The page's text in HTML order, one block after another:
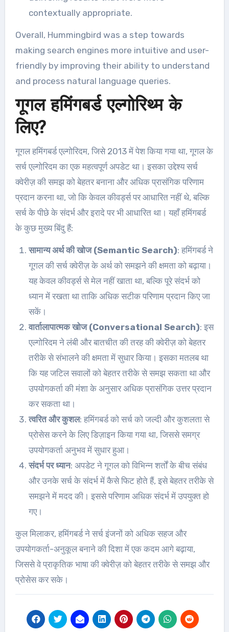
contextually appropriate.
Overall, Hummingbird was a step towards
making search engines more intuitive and user-
friendly by improving their ability to understand
and process natural language queries.
गूगल हमिंगबर्ड एल्गोरिथ्म के
लिए?
गूगल हमिंगबर्ड एल्गोरिदम, जिसे 2013 में पेश किया गया था, गूगल के
सर्च एल्गोरिदम का एक महत्वपूर्ण अपडेट था। इसका उद्देश्य सर्च
क्वेरीज़ की समझ को बेहतर बनाना और अधिक प्रासंगिक परिणाम
प्रदान करना था, जो कि केवल कीवर्ड्स पर आधारित नहीं थे, बल्कि
सर्च के पीछे के संदर्भ और इरादे पर भी आधारित था। यहाँ हमिंगबर्ड
के कुछ मुख्य बिंदु हैं:
सामान्य अर्थ की खोज (Semantic Search): हमिंगबर्ड ने
गूगल की सर्च क्वेरीज़ के अर्थ को समझने की क्षमता को बढ़ाया।
यह केवल कीवर्ड्स से मेल नहीं खाता था, बल्कि पूरे संदर्भ को
ध्यान में रखता था ताकि अधिक सटीक परिणाम प्रदान किए जा
सकें।
वार्तालापात्मक खोज (Conversational Search): इस
एल्गोरिदम ने लंबी और बातचीत की तरह की क्वेरीज़ को बेहतर
तरीके से संभालने की क्षमता में सुधार किया। इसका मतलब था
कि यह जटिल सवालों को बेहतर तरीके से समझ सकता था और
उपयोगकर्ता की मंशा के अनुसार अधिक प्रासंगिक उत्तर प्रदान
कर सकता था।
त्वरित और कुशल: हमिंगबर्ड को सर्च को जल्दी और कुशलता से
प्रोसेस करने के लिए डिज़ाइन किया गया था, जिससे समग्र
उपयोगकर्ता अनुभव में सुधार हुआ।
संदर्भ पर ध्यान: अपडेट ने गूगल को विभिन्न शर्तों के बीच संबंध
और उनके सर्च के संदर्भ में कैसे फिट होते हैं, इसे बेहतर तरीके से
समझने में मदद की। इससे परिणाम अधिक संदर्भ में उपयुक्त हो
गए।
कुल मिलाकर, हमिंगबर्ड ने सर्च इंजनों को अधिक सहज और
उपयोगकर्ता-अनुकूल बनाने की दिशा में एक कदम आगे बढ़ाया,
जिससे वे प्राकृतिक भाषा की क्वेरीज़ को बेहतर तरीके से समझ और
प्रोसेस कर सके।